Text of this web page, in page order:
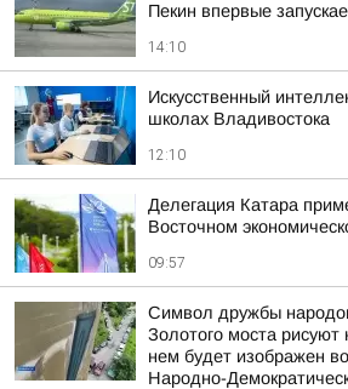
Пекин впервые
14:10
Искусственный
школах Владивостока
12:10
Делегация Катара
Восточном
09:57
Символ дружбы
Золотого моста
нем будет изображен
Народно-